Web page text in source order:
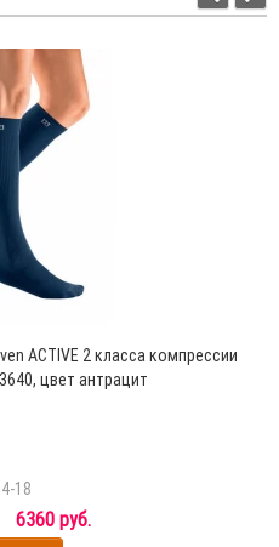
ACTIVE 2 класса компрессии
цвет антрацит
18
6360 руб.